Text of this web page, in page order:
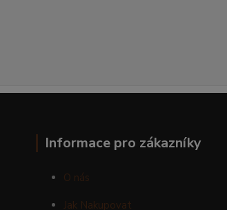
Informace pro zákazníky
O nás
Jak Nakupovat